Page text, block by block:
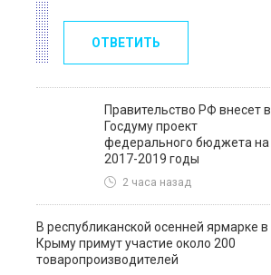
ОТВЕТИТЬ
Правительство РФ внесет в
Госдуму проект
федерального бюджета на
2017-2019 годы
2 часа назад
В республиканской осенней ярмарке в
Крыму примут участие около 200
товаропроизводителей